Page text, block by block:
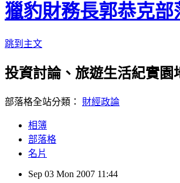
獵豹財務長郭恭克
跳到主文
投資討論、旅遊生活紀實園
部落格全站分類： 財經政論
相簿
部落格
名片
Sep 03 Mon 2007 11:44